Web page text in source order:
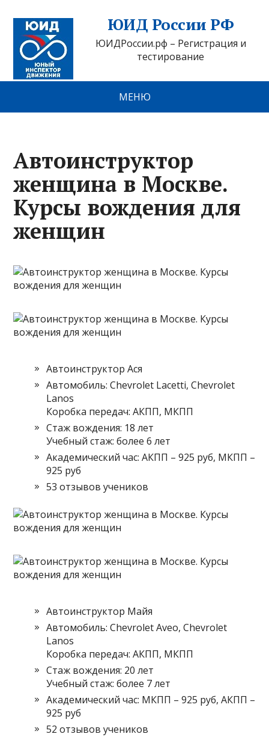
ЮИД России РФ
ЮИДРоссии.рф – Регистрация и
тестирование
МЕНЮ
Автоинструктор
женщина в Москве.
Курсы вождения для
женщин
Автоинструктор Ася
Автомобиль: Chevrolet Lacetti, Chevrolet
Lanos
Коробка передач: АКПП, МКПП
Стаж вождения: 18 лет
Учебный стаж: более 6 лет
Академический час: АКПП – 925 руб, МКПП –
925 руб
53 отзывов учеников
Автоинструктор Майя
Автомобиль: Chevrolet Aveo, Chevrolet
Lanos
Коробка передач: АКПП, МКПП
Стаж вождения: 20 лет
Учебный стаж: более 7 лет
Академический час: МКПП – 925 руб, АКПП –
925 руб
52 отзывов учеников